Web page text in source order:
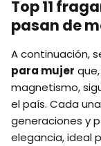
Top 11
pasan de
A continuación,
para mujer
magnetismo,
el país. Cada
generaciones y
elegancia, ideal